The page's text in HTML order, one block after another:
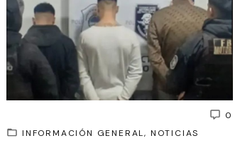
0
INFORMACIÓN GENERAL NOTICIAS